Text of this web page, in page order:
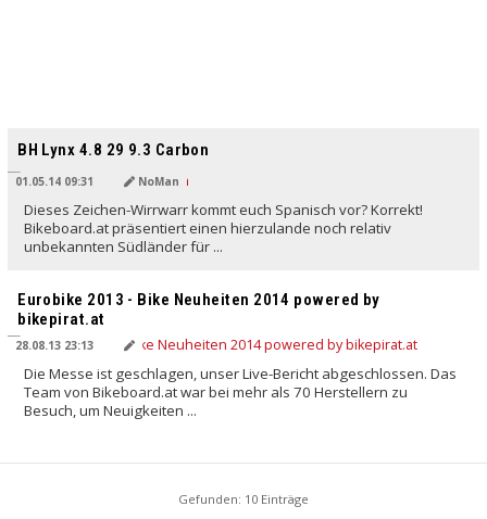
BH Lynx 4.8 29 9.3 Carbon
01.05.14 09:31 NoMan
Dieses Zeichen-Wirrwarr kommt euch Spanisch vor? Korrekt!
Bikeboard.at präsentiert einen hierzulande noch relativ
unbekannten Südländer für ...
Eurobike 2013 - Bike Neuheiten 2014 powered by
bikepirat.at
28.08.13 23:13
Die Messe ist geschlagen, unser Live-Bericht abgeschlossen. Das
Team von Bikeboard.at war bei mehr als 70 Herstellern zu
Besuch, um Neuigkeiten ...
Gefunden: 10 Einträge